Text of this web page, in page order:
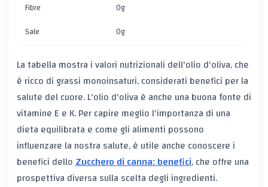
Fibre
0g
Sale
0g
La tabella mostra i valori nutrizionali dell'olio d'oliva, che
è ricco di grassi monoinsaturi, considerati benefici per la
salute del cuore. L'olio d'oliva è anche una buona fonte di
vitamine E e K. Per capire meglio l'importanza di una
dieta equilibrata e come gli alimenti possono
influenzare la nostra salute, è utile anche conoscere i
benefici delloZucchero di canna: benefici, che offre una
prospettiva diversa sulla scelta degli ingredienti.